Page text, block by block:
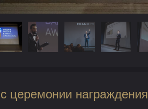
церемонии награждения